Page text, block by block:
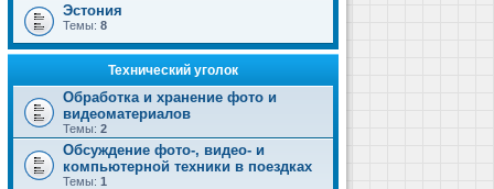
Эстония
Темы: 8
Технический уголок
Обработка и хранение фото и
видеоматериалов
Темы: 2
Обсуждение фото-, видео- и
компьютерной техники в поездках
Темы: 1